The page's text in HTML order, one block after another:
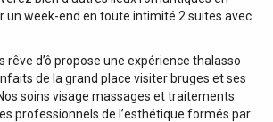
un week-end en toute intimité 2 suites avec
rêve d’ô propose une expérience thalasso
de la grand place visiter bruges et ses
soins visage massages et traitements
professionnels de l’esthétique formés par